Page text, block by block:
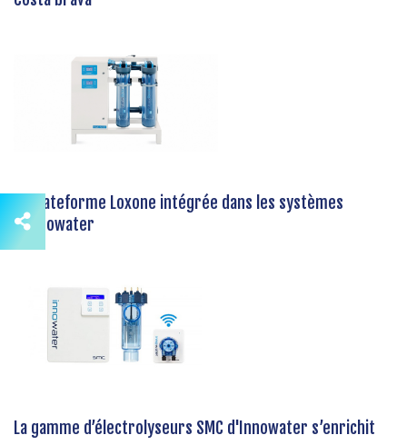
La plateforme Loxone intégrée dans les systèmes
d'Innowater
La gamme d’électrolyseurs SMC d'Innowater s’enrichit